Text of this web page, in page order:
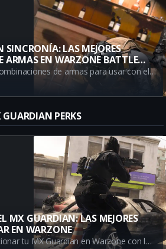
SINCRONÍA: LAS MEJORES
ARMAS EN WARZONE BATTLE
Descubre las mejores combinaciones de armas para usar con el MX Guardian en Warzone Battle Royale. Explora las fortalezas y debilidades del Bruen Mk9, el SOA Subverter y el Holger 556 como compañeros para este fusil de asalto.
PERKS
MX GUARDIAN: LAS MEJORES
EN WARZONE
Descubre cómo perfeccionar tu MX Guardian en Warzone con las mejores Ventajas. Exploramos TIEMPO DOBLE, PRESTIDIGITACIÓN, PARCHE RAPIDO y ALERTA ROJA, y cómo estas Ventajas pueden mejorar drásticamente tu rendimiento en el campo de batalla.